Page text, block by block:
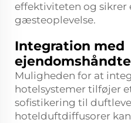
effektiviteten og sikrer
gæsteoplevelse.
Integration med
Muligheden for at
hotelsystemer tilføjer
sofistikering til
hotelduftdiffusorer